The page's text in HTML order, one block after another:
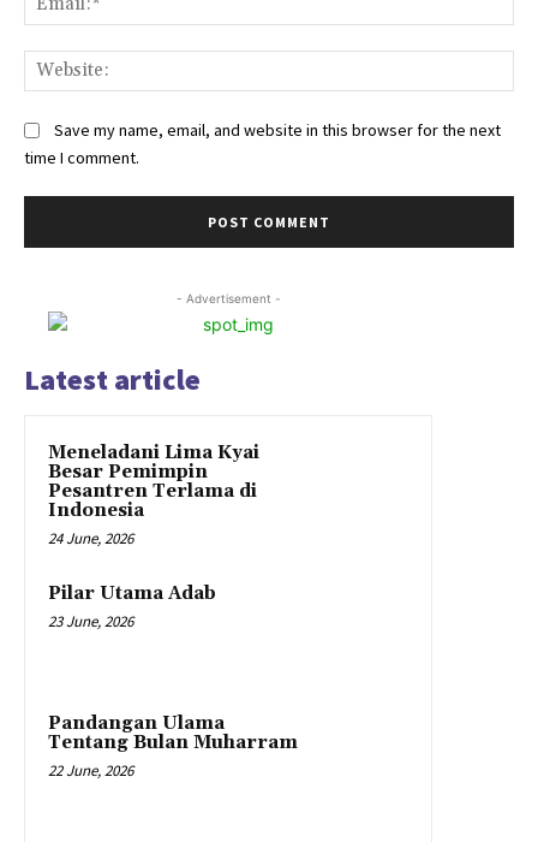
Save my name, email, and website in this browser for the next
time I comment.
- Advertisement -
Latest article
Meneladani Lima Kyai
Besar Pemimpin
Pesantren Terlama di
Indonesia
24 June, 2026
Pilar Utama Adab
23 June, 2026
Pandangan Ulama
Tentang Bulan Muharram
22 June, 2026